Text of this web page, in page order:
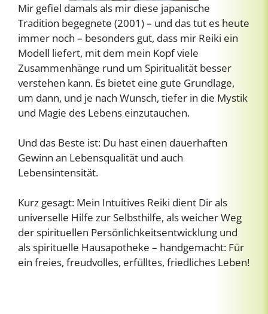
Mir gefiel damals als mir diese japanische
Tradition begegnete (2001) – und das tut es heute
immer noch – besonders gut, dass mir Reiki ein
Modell liefert, mit dem mein Kopf viele
Zusammenhänge rund um Spiritualität besser
verstehen kann. Es bietet eine gute Grundlage,
um dann, und je nach Wunsch, tiefer in die Mystik
und Magie des Lebens einzutauchen.
Und das Beste ist: Du hast einen dauerhaften
Gewinn an Lebensqualität und auch
Lebensintensität.
Kurz gesagt: Mein Intuitives Reiki dient Dir als
universelle Hilfe zur Selbsthilfe, als weicher Weg
der spirituellen Persönlichkeitsentwicklung und
als spirituelle Hausapotheke – handgemacht: Für
ein freies, freudvolles, erfülltes, friedliches Leben!